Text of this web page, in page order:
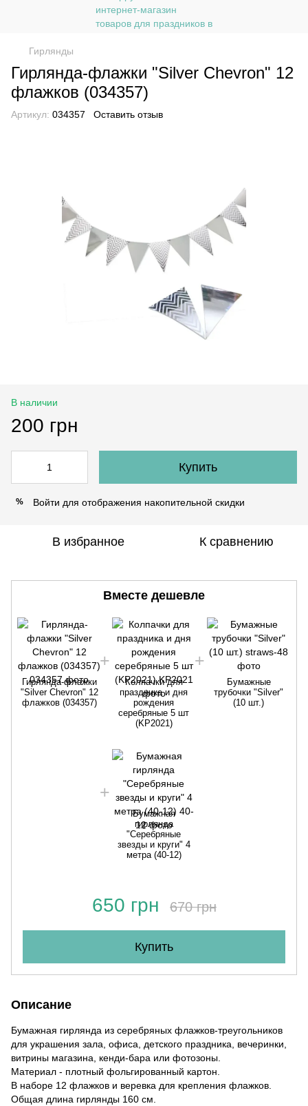
Гирлянды
Гирлянда-флажки "Silver Chevron" 12
флажков (034357)
Артикул: 034357 Оставить отзыв
В наличии
200 грн
Купить
% Войти для отображения накопительной скидки
В избранное К сравнению
Вместе дешевле
Гирлянда-флажки
"Silver Chevron" 12
флажков (034357)
Колпачки для
праздника и дня
рождения
серебряные 5 шт
(KP2021)
Бумажные
трубочки "Silver"
(10 шт.)
Бумажная
гирлянда
"Серебряные
звезды и круги" 4
метра (40-12)
650 грн 670 грн
Купить
Описание
Бумажная гирлянда из серебряных флажков-треугольников
для украшения зала, офиса, детского праздника, вечеринки,
витрины магазина, кенди-бара или фотозоны.
Материал - плотный фольгированный картон.
В наборе 12 флажков и веревка для крепления флажков.
Общая длина гирлянды 160 см.